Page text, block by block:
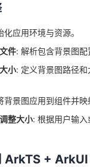
化应用环境与资源。
件: 解析包含背景图配
小: 定义背景图路径
背景图应用到组件并映
整大小: 根据用户输
ArkTS +